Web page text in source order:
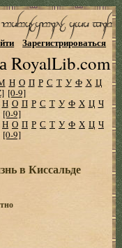
RoyalLib.com
Зарегистрироваться
Н О П Р С Т У Ф Х Ц
[0-9]
Н О П Р С Т У Ф Х Ц Ч
[0-9]
Н О П Р С Т У Ф Х Ц Ч
[0-9]
в Киссальде